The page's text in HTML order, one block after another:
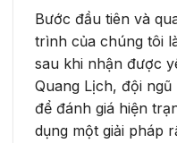
Bước đầu tiên và
trình của chúng tôi
sau khi nhận được
Quang Lịch, đội
để đánh giá hiện
dụng một giải pháp